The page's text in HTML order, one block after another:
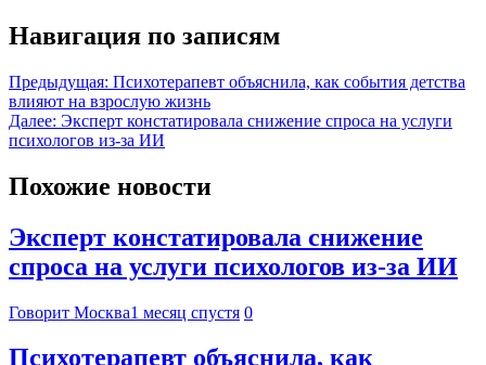
Навигация по записям
Предыдущая: Психотерапевт объяснила, как события детства
влияют на взрослую жизнь
Далее: Эксперт констатировала снижение спроса на услуги
психологов из-за ИИ
Похожие новости
Эксперт констатировала снижение
спроса на услуги психологов из-за ИИ
Говорит Москва1 месяц спустя 0
Психотерапевт объяснила, как